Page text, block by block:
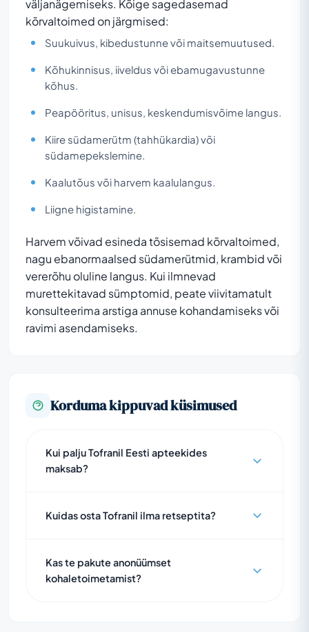
väljanägemiseks. Kõige sagedasemad
kõrvaltoimed on järgmised:
Suukuivus, kibedustunne või maitsemuutused.
Kõhukinnisus, iiveldus või ebamugavustunne
kõhus.
Peapööritus, unisus, keskendumisvõime langus.
Kiire südamerütm (tahhükardia) või
südamepekslemine.
Kaalutõus või harvem kaalulangus.
Liigne higistamine.
Harvem võivad esineda tõsisemad kõrvaltoimed,
nagu ebanormaalsed südamerütmid, krambid või
vererõhu oluline langus. Kui ilmnevad
murettekitavad sümptomid, peate viivitamatult
konsulteerima arstiga annuse kohandamiseks või
ravimi asendamiseks.
Korduma kippuvad küsimused
Kui palju Tofranil Eesti apteekides
maksab?
Kuidas osta Tofranil ilma retseptita?
Kas te pakute anonüümset
kohaletoimetamist?